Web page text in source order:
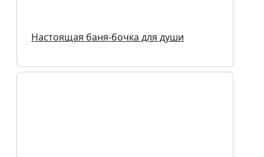
Настоящая баня-бочка для души